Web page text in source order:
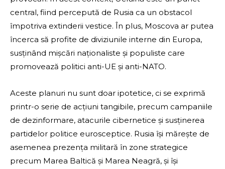
central, fiind percepută de Rusia ca un obstacol
împotriva extinderii vestice. În plus, Moscova ar putea
încerca să profite de diviziunile interne din Europa,
susținând mișcări naționaliste și populiste care
promovează politici anti-UE și anti-NATO.
Aceste planuri nu sunt doar ipotetice, ci se exprimă
printr-o serie de acțiuni tangibile, precum campaniile
de dezinformare, atacurile cibernetice și susținerea
partidelor politice eurosceptice. Rusia își mărește de
asemenea prezența militară în zone strategice
precum Marea Baltică și Marea Neagră, și își